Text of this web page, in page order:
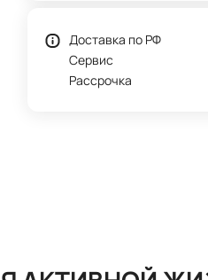
Доставка по РФ
Сервис
Рассрочка